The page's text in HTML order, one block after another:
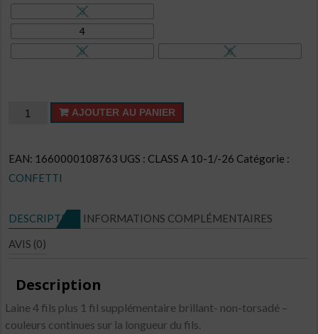
3
4
5
6
quantité
AJOUTER AU PANIER
EAN: 1660000108763 UGS : CLASS A 10-1/-26 Catégorie :
CONFETTI
DESCRIPTION
INFORMATIONS COMPLÉMENTAIRES
AVIS (0)
Description
Laine 4 fils plus 1 fil supplémentaire brillant- non-torsadé –
couleurs continues sur la longueur du fils.